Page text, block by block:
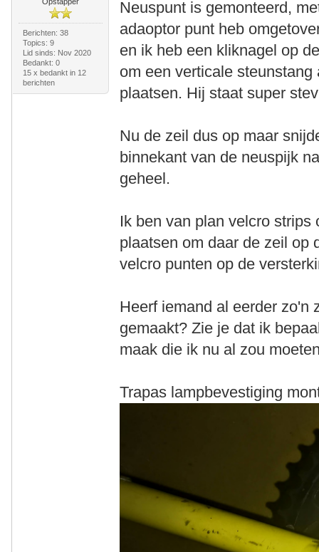
Berichten: 38
Topics: 9
Lid sinds: Nov 2020
Bedankt: 0
15 x bedankt in 12
berichten
Neuspunt is gemonteerd,
adaoptor punt heb
en ik heb een kliknagel op
om een verticale
plaatsen. Hij staat super
Nu de zeil dus op maar
binnekant van de neuspijk
geheel.
Ik ben van plan velcro
plaatsen om daar de zeil op
velcro punten op de
Heerf iemand al eerder zo'n
gemaakt? Zie je dat ik
maak die ik nu al zou
Trapas lampbevestiging